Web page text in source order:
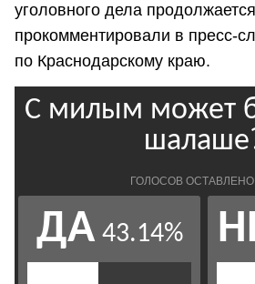
уголовного дела
прокомментировали в пресс-
по Краснодарскому краю.